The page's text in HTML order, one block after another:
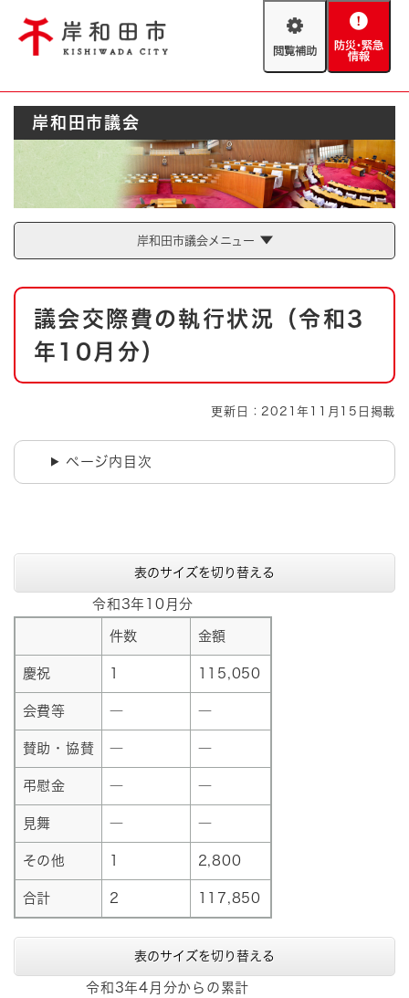
閲
助
防
緊
情
報
Foreign language
やさしい日本語
とじる
防災・緊急情報
ハザードマップ AED設置箇所
とじる
岸和田市議会
岸和田市議会メニュー
本
議会交際費の執行状況（令和3
年10月分）
更新日：2021年11月15日掲載
ページ内目次
表のサイズを切り替える
令和3年10月分
件数 金額
慶祝 1 115,050
会費等 ― ―
賛助・協賛 ― ―
弔慰金 ― ―
見舞 ― ―
その他 1 2,800
合計 2 117,850
表のサイズを切り替える
令和3年4月分からの累計